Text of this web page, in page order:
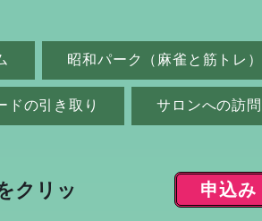
昭和パーク（麻雀と筋トレ）
ドの引き取り サロンへの訪
クリッ 申込